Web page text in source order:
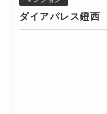
ダイアパレス鐙西